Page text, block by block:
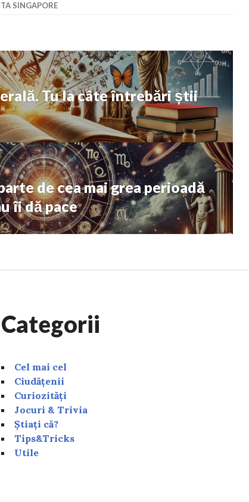
SINGAPORE
Tu la câte întrebări știi
de cea mai grea perioadă
îi dă pace
Categorii
Cel mai cel
Ciudățenii
Curiozități
Jocuri & Trivia
Știați că?
Tips&Tricks
Utile